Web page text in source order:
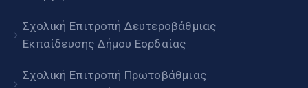
Σχολική Επιτροπή Δευτεροβάθμιας
Εκπαίδευσης Δήμου Εορδαίας
Σχολική Επιτροπή Πρωτοβάθμιας